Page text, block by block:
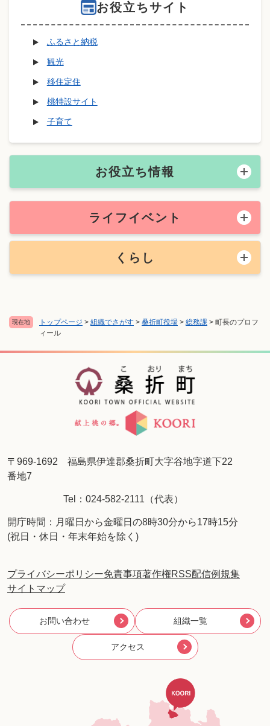
現在地 トップページ > 組織でさがす > 桑折町役場 > 総務課 > 町長のプロフ
ィール
お役立ちサイト
ふるさと納税
観光
移住定住
桃特設サイト
子育て
お役立ち情報
ライフイベント
くらし
〒969-1692 福島県伊達郡桑折町大字谷地字道下22
番地7
Tel：024-582-2111（代表）
開庁時間：月曜日から金曜日の8時30分から17時15分
(祝日・休日・年末年始を除く)
プライバシーポリシー免責事項著作権RSS配信例規集
サイトマップ
お問い合わせ 組織一覧
アクセス